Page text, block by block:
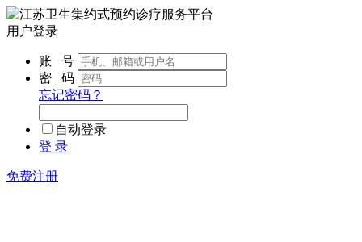
用户登录
账 号
密 码
忘记密码？
自动登录
登 录
免费注册